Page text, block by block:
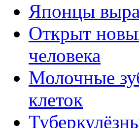
Японцы
Открыт
человека
Молочные
клеток